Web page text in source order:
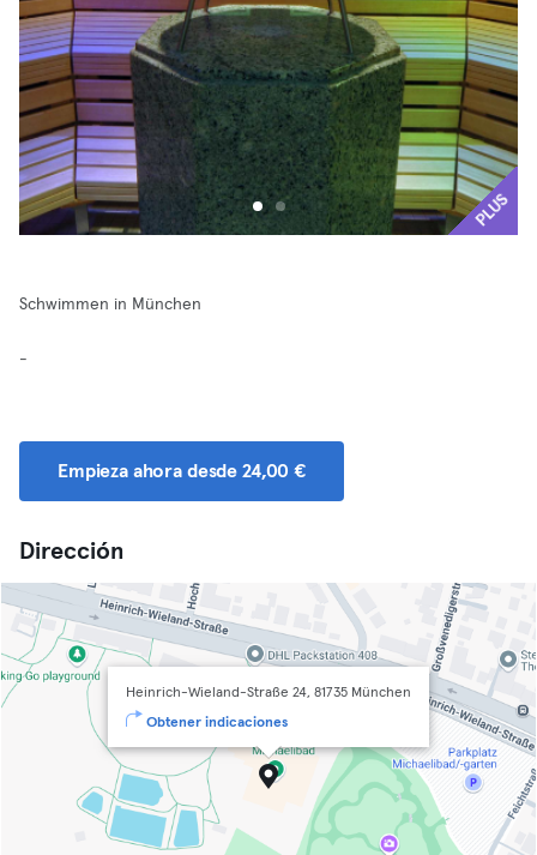
PLUS
Schwimmen in München
-
Empieza ahora desde 24,00 €
Dirección
Heinrich-Wieland-Straße 24, 81735 München
Obtener indicaciones